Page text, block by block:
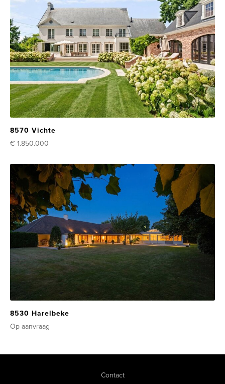
8570 Vichte
€ 1.850.000
8530 Harelbeke
Op aanvraag
Contact